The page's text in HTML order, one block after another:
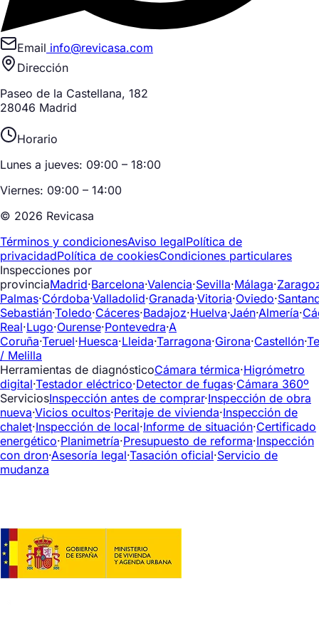
Email info@revicasa.com
Dirección
Paseo de la Castellana, 182
28046 Madrid
Horario
Lunes a jueves: 09:00 – 18:00
Viernes: 09:00 – 14:00
© 2026 Revicasa
Términos y condicionesAviso legalPolítica de
privacidadPolítica de cookiesCondiciones particulares
Inspecciones por
provinciaMadrid·Barcelona·Valencia·Sevilla·Málaga·
Palmas·Córdoba·Valladolid·Granada·Vitoria·Oviedo·
Sebastián·Toledo·Cáceres·Badajoz·Huelva·Jaén·Almería·
Real·Lugo·Ourense·Pontevedra·A
Coruña·Teruel·Huesca·Lleida·Tarragona·Girona·Castellón·
/ Melilla
Herramientas de diagnósticoCámara térmica·Higrómetro
digital·Testador eléctrico·Detector de fugas·Cámara 360º
ServiciosInspección antes de comprar·Inspección de obra
nueva·Vicios ocultos·Peritaje de vivienda·Inspección de
chalet·Inspección de local·Informe de situación·Certificado
energético·Planimetría·Presupuesto de reforma·Inspección
con dron·Asesoría legal·Tasación oficial·Servicio de
mudanza